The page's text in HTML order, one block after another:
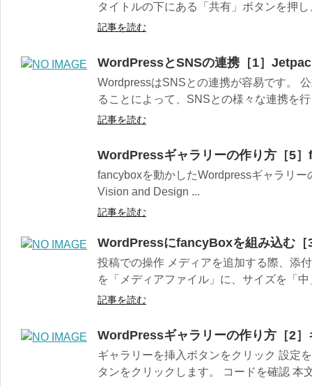
タイトルの下にある「共有」ボタンを押
記事を読む
WordPressとSNSの連携［1］
WordpressはSNSとの連携が容易です。
ることによって、SNSとの様々な連携を
記事を読む
WordPressギャラリーの作り方［5
fancyboxを動かしたWordpressギャラリ
Vision and Design ...
記事を読む
WordPressにfancyBoxを組み込む［
投稿での操作 メディアを追加する際、添
を「メディアファイル」に、サイズを「
記事を読む
WordPressギャラリーの作り方［2］
ギャラリーを挿入ボタンをクリック 設定
タンをクリックします。 コードを確認 本